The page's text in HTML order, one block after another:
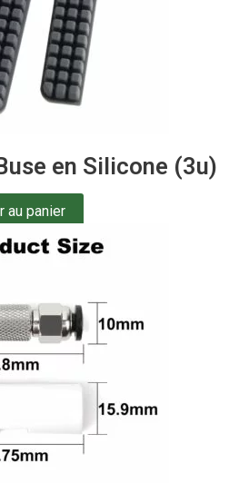
en Silicone (3u)
au panier